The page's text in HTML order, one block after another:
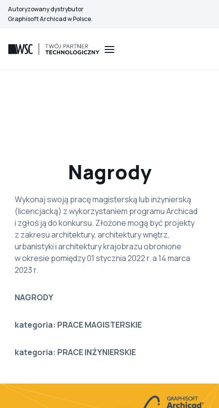
Przejdź
do
Autoryzowany dystrybutor
Graphisoft Archicad w Polsce.
Nagrody
Wykonaj swoją pracę magisterską lub inżynierską
(licencjacką) z wykorzystaniem programu Archicad
i zgłoś ją do konkursu. Złożone mogą być projekty
z zakresu architektury, architektury wnętrz,
urbanistyki i architektury krajobrazu obronione
w okresie pomiędzy 01 stycznia 2022 r. a 14 marca
2023 r.
NAGRODY
kategoria: PRACE MAGISTERSKIE
kategoria: PRACE INŻYNIERSKIE